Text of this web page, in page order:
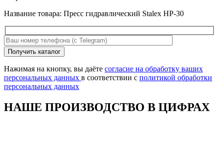
Название товара: Пресс гидравлический Stalex HP-30
Оставьте
это
поле
пустым.
Получить каталог
Нажимая на кнопку, вы даёте согласие на обработку ваших
персональных данных в соответствии с политикой обработки
персональных данных
НАШЕ ПРОИЗВОДСТВО В ЦИФРАХ